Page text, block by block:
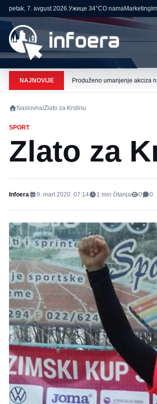
petak, 7. avgust 2026.Ужице 34°CO namaMarketing
NAJNOVIJE Produženo umanjenje akciza
Naslovna/Zlato za Krstinu
SPORT
Zlato za
Infoera 9. mart 2020. 07:14 1 min čitanja 0 0